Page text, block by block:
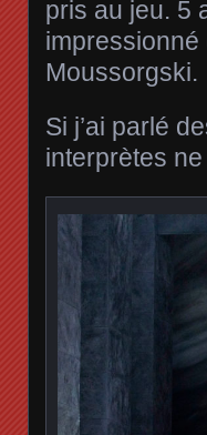
pris au jeu. 5
impressionné
Moussorgski.
Si j’ai parlé
interprètes